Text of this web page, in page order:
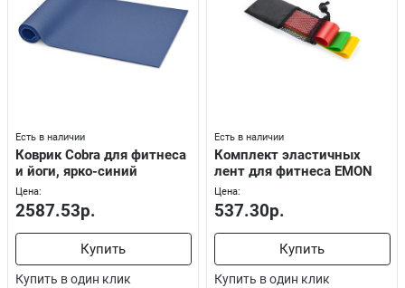
Есть в наличии
Коврик Cobra для фитнеса
и йоги, ярко-синий
Цена:
2587.53р.
Купить
Купить в один клик
Есть в наличии
Комплект эластичных
лент для фитнеса EMON
Цена:
537.30р.
Купить
Купить в один клик